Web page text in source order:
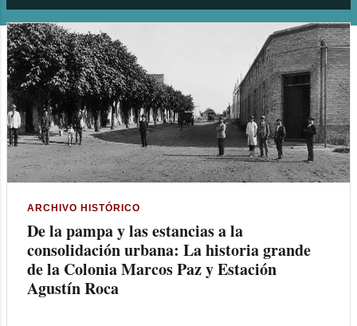
n
t
r
a
d
a
ARCHIVO HISTÓRICO
De la pampa y las estancias a la
consolidación urbana: La historia grande
de la Colonia Marcos Paz y Estación
Agustín Roca